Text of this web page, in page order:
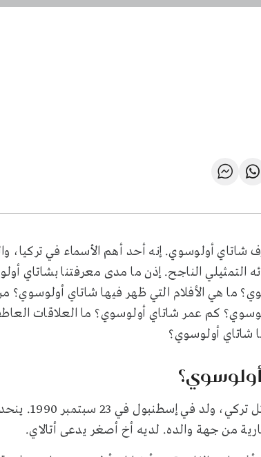
شاتاي أولوسوي. إنه أحد أهم الأسماء في
ما هي الأفلام التي ظهر فيها شاتاي
كم عمر شاتاي أولوسوي؟ ما العلاقات
شاتاي أولوسوي؟
شاتاي
من جهة والده. لديه أخ أصغر يدعى أتالاي.